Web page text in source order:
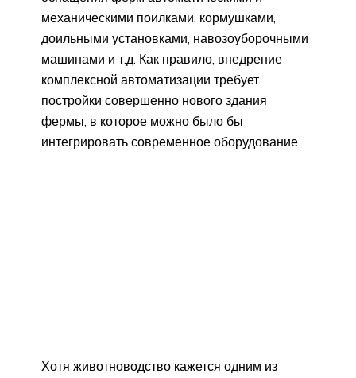
механическими поилками, кормушками,
доильными установками, навозоуборочными
машинами и т.д. Как правило, внедрение
комплексной автоматизации требует
постройки совершенно нового здания
фермы, в которое можно было бы
интегрировать современное оборудование.
Хотя животноводство кажется одним из